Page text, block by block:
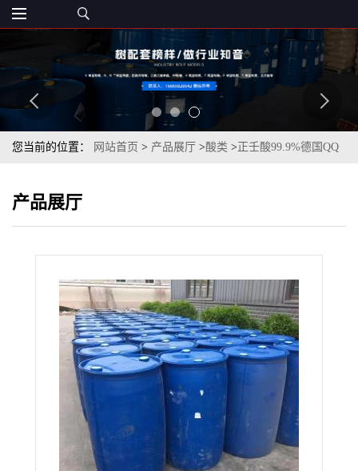
您当前的位置： 网站首页 > 产品展厅 >酸类 > 正壬酸99.9%德国QQ
产品展厅